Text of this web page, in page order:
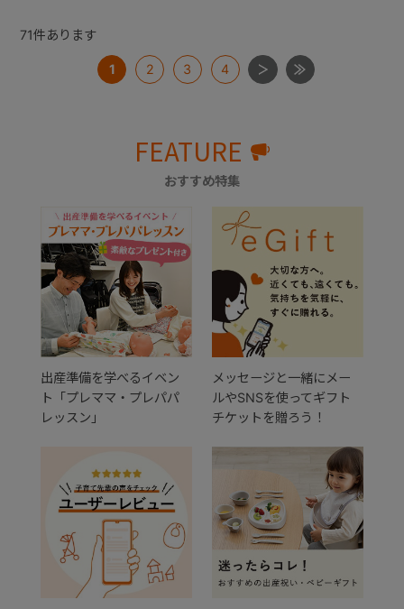
71件あります
1 2 3 4
FEATURE
おすすめ特集
出産準備を学べるイベン
ト「プレママ・プレパパ
レッスン」
メッセージと一緒にメー
ルやSNSを使ってギフト
チケットを贈ろう！